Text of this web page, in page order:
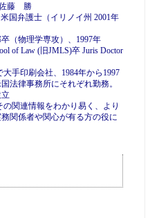
佐藤 勝
国弁護士（イリノイ州 2001年
（物理学専攻）、1997年
of Law (旧JMLS)卒 Juris Doctor
大手印刷会社、1984年から1997
法律事務所にそれぞれ勤務。
の関連情報をわかり易く、より
関係者や関心が有る方の役に